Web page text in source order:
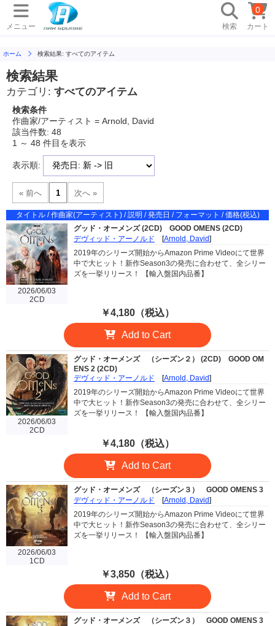
メニュー 検索 カート
0
ホーム 検索結果: すべてのアイテム
検索結果
カテゴリ: すべてのアイテム
検索条件
作曲家/アーティスト = Arnold, David
該当件数: 48
1 ～ 48 件目を表示
表示順:
タイトル / 作曲家(アーティスト) / 説明 / 発売日 / フォーマット / 価格(税込)
2026/06/03
2CD
グッド・オーメンズ (2CD)
GOOD OMENS (2CD)
デヴィッド・アーノルド [Arnold, David]
2019年のシリーズ開始からAmazon Prime Videoにて世界
中で大ヒット！新作Season3の発売に合わせて、全シリー
ズを一挙リリース！ 【輸入盤国内品番】
￥4,180（税込）
Add to Cart
2026/06/03
2CD
グッド・オーメンズ （シーズン２） (2CD)
GOOD OM
ENS 2 (2CD)
デヴィッド・アーノルド [Arnold, David]
2019年のシリーズ開始からAmazon Prime Videoにて世界
中で大ヒット！新作Season3の発売に合わせて、全シリー
ズを一挙リリース！ 【輸入盤国内品番】
￥4,180（税込）
Add to Cart
2026/06/03
1CD
グッド・オーメンズ （シーズン３）
GOOD OMENS 3
デヴィッド・アーノルド [Arnold, David]
2019年のシリーズ開始からAmazon Prime Videoにて世界
中で大ヒット！新作Season3の発売に合わせて、全シリー
ズを一挙リリース！ 【輸入盤国内品番】
￥3,850（税込）
Add to Cart
グッド・オーメンズ （シーズン３）
GOOD OMENS 3